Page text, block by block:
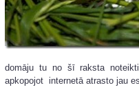
domāju tu no šī raksta
apkopojot internetā atrasto jau